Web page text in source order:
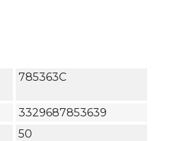
785363C
3329687853639
50